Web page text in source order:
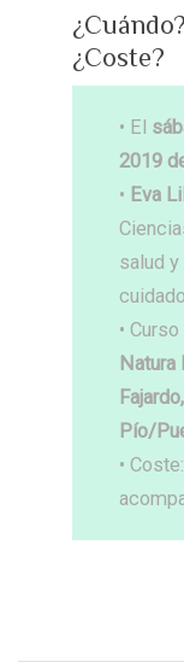
¿Coste?
• El
2019
• Eva
salud
•
Natura
Pío/
•